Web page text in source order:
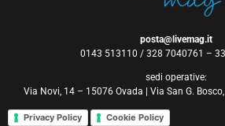
posta@livemag.it
0143 513110 / 328 7040761 –
sedi operative:
Via Novi, 14 – 15076 Ovada | Via San G.
Privacy Policy Cookie Policy